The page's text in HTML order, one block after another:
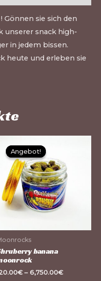
Gönnen sie sich den
unserer snack high-
in jedem bissen.
heute und erleben sie
Angebot!
Angebot!
banana
€– 6,750.00€